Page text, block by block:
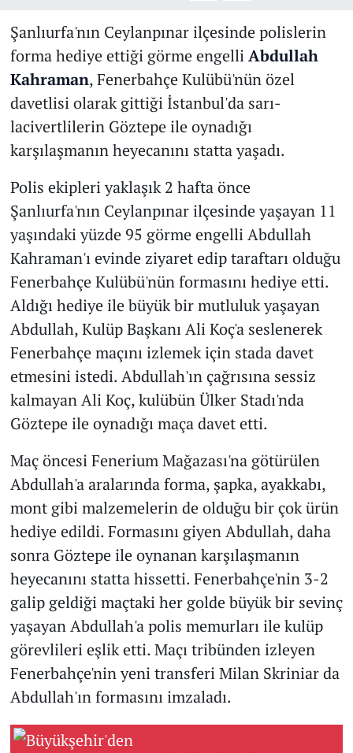
Şanlıurfa'nın Ceylanpınar ilçesinde polislerin
forma hediye ettiği görme engelliAbdullah
Kahraman, Fenerbahçe Kulübü'nün özel
davetlisi olarak gittiği İstanbul'da sarı-
lacivertlilerin Göztepe ile oynadığı
karşılaşmanın heyecanını statta yaşadı.
Polis ekipleri yaklaşık 2 hafta önce
Şanlıurfa'nın Ceylanpınar ilçesinde yaşayan 11
yaşındaki yüzde 95 görme engelli Abdullah
Kahraman'ı evinde ziyaret edip taraftarı olduğu
Fenerbahçe Kulübü'nün formasını hediye etti.
Aldığı hediye ile büyük bir mutluluk yaşayan
Abdullah, Kulüp Başkanı Ali Koç'a seslenerek
Fenerbahçe maçını izlemek için stada davet
etmesini istedi. Abdullah'ın çağrısına sessiz
kalmayan Ali Koç, kulübün Ülker Stadı'nda
Göztepe ile oynadığı maça davet etti.
Maç öncesi Fenerium Mağazası'na götürülen
Abdullah'a aralarında forma, şapka, ayakkabı,
mont gibi malzemelerin de olduğu bir çok ürün
hediye edildi. Formasını giyen Abdullah, daha
sonra Göztepe ile oynanan karşılaşmanın
heyecanını statta hissetti. Fenerbahçe'nin 3-2
galip geldiği maçtaki her golde büyük bir sevinç
yaşayan Abdullah'a polis memurları ile kulüp
görevlileri eşlik etti. Maçı tribünden izleyen
Fenerbahçe'nin yeni transferi Milan Skriniar da
Abdullah'ın formasını imzaladı.